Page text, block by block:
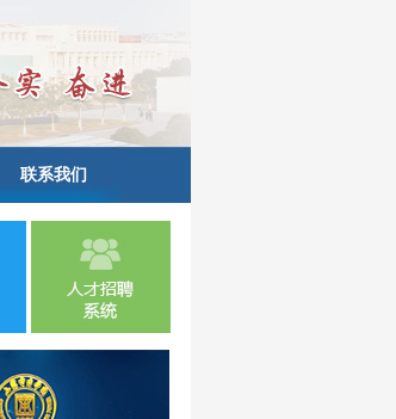
联系我们